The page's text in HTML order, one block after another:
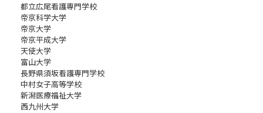
都立広尾看護専門学校
帝京科学大学
帝京大学
帝京平成大学
天使大学
富山大学
長野県須坂看護専門学校
中村女子高等学校
新潟医療福祉大学
西九州大学